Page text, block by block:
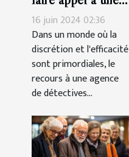
agence de
détectives privés
agréée pour des
enquêtes discrètes
et efficaces
16 juin 2024 02:36
Dans un monde où la
discrétion et l'efficacité
sont primordiales, le
recours à une agence
de détectives...